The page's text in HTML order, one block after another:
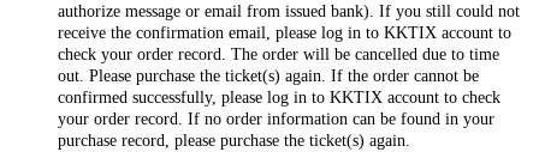
authorize message or email from issued bank). If you still could not
receive the confirmation email, please log in to KKTIX account to
check your order record. The order will be cancelled due to time
out. Please purchase the ticket(s) again. If the order cannot be
confirmed successfully, please log in to KKTIX account to check
your order record. If no order information can be found in your
purchase record, please purchase the ticket(s) again.